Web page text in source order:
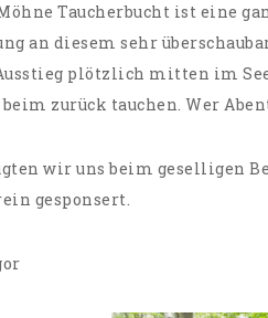
Taucherbucht ist eine
an diesem sehr
plötzlich mitten im
beim zurück tauchen. Wer
wir uns beim geselligen
gesponsert.